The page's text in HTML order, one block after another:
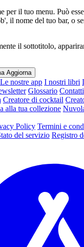
per il tuo menu. Può
il nome del tuo bar, o
il sottotitolo,
Aggiorna
Le nostre app I nostri libri
Glossario Contatti
Creatore di cocktail
alla tua collezione
Policy Termini e
del servizio Registro